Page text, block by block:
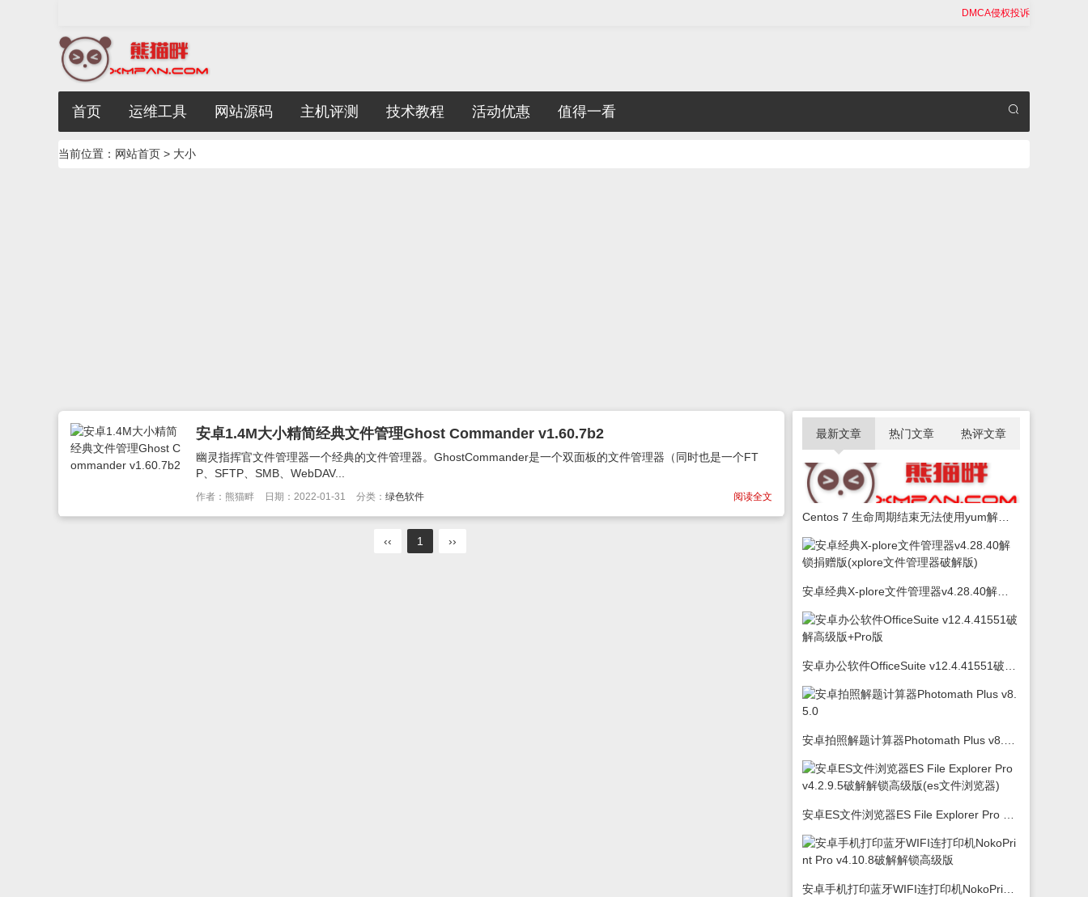
DMCA侵权投诉
首页 运维工具 网站源码 主机评测 技术教程 活动优惠 值得一看
当前位置： 网站首页 > 大小
安卓1.4M大小精简经典文件管理Ghost Commander v1.60.7b2
幽灵指挥官文件管理器一个经典的文件管理器。GhostCommander是一个双面板的文件管理器（同时也是一个FT
P、SFTP、SMB、WebDAV...
阅读全文
作者：熊猫畔 日期：2022-01-31 分类： 绿色软件
‹‹ 1 ››
最新文章 热门文章 热评文章